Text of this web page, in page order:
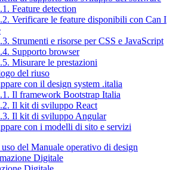
Feature detection
Verificare le feature disponibili con Can I
Strumenti e risorse per CSS e JavaScript
Supporto browser
Misurare le prestazioni
del riuso
con il design system .italia
Il framework Bootstrap Italia
Il kit di sviluppo React
Il kit di sviluppo Angular
con i modelli di sito e servizi
del Manuale operativo di design